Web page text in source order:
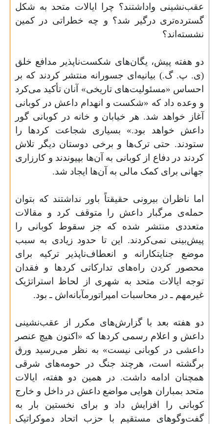
عقب‌نشینی واداشتند؟ چرا ایالات متحد به شکل
گسترده‌تری درگیر شد؟ و چه خطراتی در کمین
نشسته‌‌اند؟
دو هفته پیش، یگان‌های شکست‌ناپذیر مدافع خلق
(ی. پ. گ.) بیانیه‌ای جسورانه منتشر کردند که بر
احساس «مسئولیت‌های تاریخی» آنان تأکید می‌کرد
و وعده داد که «شکست و انهدام داعش در کوبانی
آغاز خواهد شد. هر خیابان و خانه در کوبانی گور
داعش خواهد بود.» بسیاری شجاعت کردها را
ستودند. حتی ترک‌ها و برخی دوستان دیگر تلاش
کردند در دفاع از کوبانی به آن‌ها بپیوندند و کارزاری
جهانی برای کمک مالی به آن‌ها ایجاد شد.
اما ناظران بیرونی حقیقتاً باور نداشتند که بتوان
حمله‌ی مرگبار داعش را متوقف کرد و مقالات
متعددی منتشر شده که جز سقوط کوبانی را
پیش‌بینی نمی‌کردند. این تا حدود زیادی به سبب
موضع جنایتکارانه و انعطاف‌ناپذیر ترکیه برای
محصور کردن راه‌های تدارکاتی کردها و فقدان
توجه ایالات متحد به شهری از لحاظ استراتژیک
غیرمهم ـ در محاسبات امپراتورمآبانه‌اش ـ بود.
دو هفته بعد با گزارش‌های مکرر از عقب‌نشینی
داعش و اعلام رسمی کردها که «اکنون هیچ عنصر
داعشی در کوبانی نیست» به نظر می‌رسید ورق
برگشته است، هرچند جنگ در حومه‌های شرقی
همچنان ادامه داشت. در همین دو هفته، ایالات
متحد بمباران هوایی مواضع داعش در داخل و خارج
کوبانی را افزایش داد و برای نخستین بار به
گفت‌وگوهای مستقیم با حزب اتحاد دموکراتیک